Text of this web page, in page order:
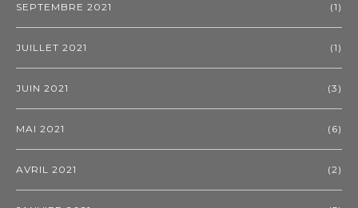
SEPTEMBRE 2021 (1)
JUILLET 2021 (1)
JUIN 2021 (3)
MAI 2021 (6)
AVRIL 2021 (2)